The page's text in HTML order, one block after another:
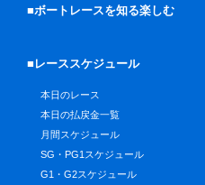
■ボートレースを知る楽しむ
■レーススケジュール
本日のレース
本日の払戻金一覧
月間スケジュール
SG・PG1スケジュール
G1・G2スケジュール